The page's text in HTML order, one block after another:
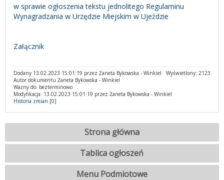
w sprawie ogłoszenia tekstu jednolitego Regulaminu
Wynagradzania w Urzędzie Miejskim w Ujeździe
Załącznik
Wyświetlony: 2123
Dodany 13.02.2023 15:01:19 przez Żaneta Bykowska - Winkiel
Autor dokumentu Żaneta Bykowska - Winkiel
Ważny do: bezterminowo
Modyfikacja: 13.02.2023 15:01:19 przez Żaneta Bykowska - Winkiel
Historia zmian [0]
Strona główna
Tablica ogłoszeń
Menu Podmiotowe